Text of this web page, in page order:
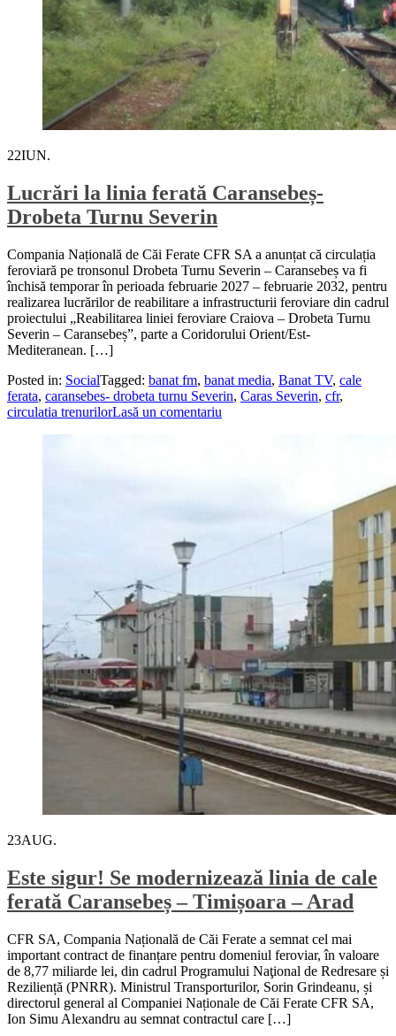
22IUN.
Lucrări la linia ferată Caransebeș-
Drobeta Turnu Severin
Compania Națională de Căi Ferate CFR SA a anunțat că circulația
feroviară pe tronsonul Drobeta Turnu Severin – Caransebeș va fi
închisă temporar în perioada februarie 2027 – februarie 2032, pentru
realizarea lucrărilor de reabilitare a infrastructurii feroviare din cadrul
proiectului „Reabilitarea liniei feroviare Craiova – Drobeta Turnu
Severin – Caransebeș”, parte a Coridorului Orient/Est-
Mediteranean. […]
Posted in: SocialTagged: banat fm, banat media, Banat TV, cale
ferata, caransebes- drobeta turnu Severin, Caras Severin, cfr,
circulatia trenurilorLasă un comentariu
23AUG.
Este sigur! Se modernizează linia de cale
ferată Caransebeș – Timișoara – Arad
CFR SA, Compania Națională de Căi Ferate a semnat cel mai
important contract de finanțare pentru domeniul feroviar, în valoare
de 8,77 miliarde lei, din cadrul Programului Naţional de Redresare și
Reziliență (PNRR). Ministrul Transporturilor, Sorin Grindeanu, și
directorul general al Companiei Naționale de Căi Ferate CFR SA,
Ion Simu Alexandru au semnat contractul care […]